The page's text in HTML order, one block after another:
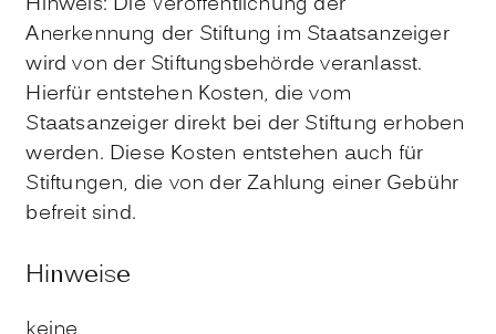
Anerkennung der Stiftung im Staatsanzeiger
wird von der Stiftungsbehörde veranlasst.
Hierfür entstehen Kosten, die vom
Staatsanzeiger direkt bei der Stiftung erhoben
werden. Diese Kosten entstehen auch für
Stiftungen, die von der Zahlung einer Gebühr
befreit sind.
Hinweise